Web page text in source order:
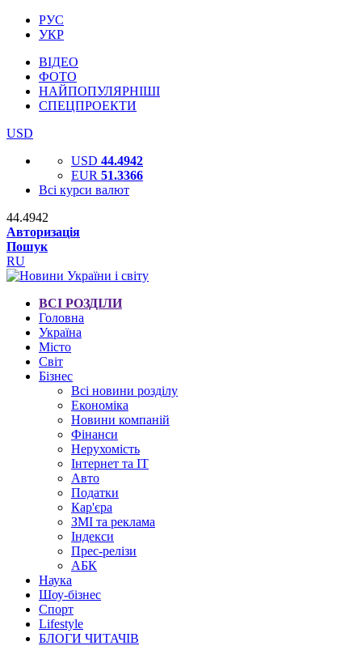
РУС
УКР
ВІДЕО
ФОТО
НАЙПОПУЛЯРНІШІ
СПЕЦПРОЕКТИ
USD
USD 44.4942
EUR 51.3366
Всі курси валют
44.4942
Авторизація
Пошук
RU
ВСІ РОЗДІЛИ
Головна
Україна
Місто
Світ
Бізнес
Всі новини розділу
Економіка
Новини компаній
Фінанси
Нерухомість
Інтернет та IT
Авто
Податки
Кар'єра
ЗМІ та реклама
Індекси
Прес-релізи
АБК
Наука
Шоу-бізнес
Спорт
Lifestyle
БЛОГИ ЧИТАЧІВ